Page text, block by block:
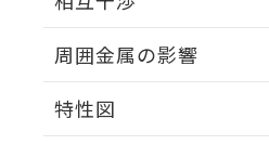
周囲金属の影響
特性図